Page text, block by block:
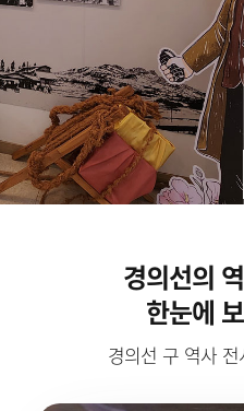
경의선의
한눈에
경의선 구 역사